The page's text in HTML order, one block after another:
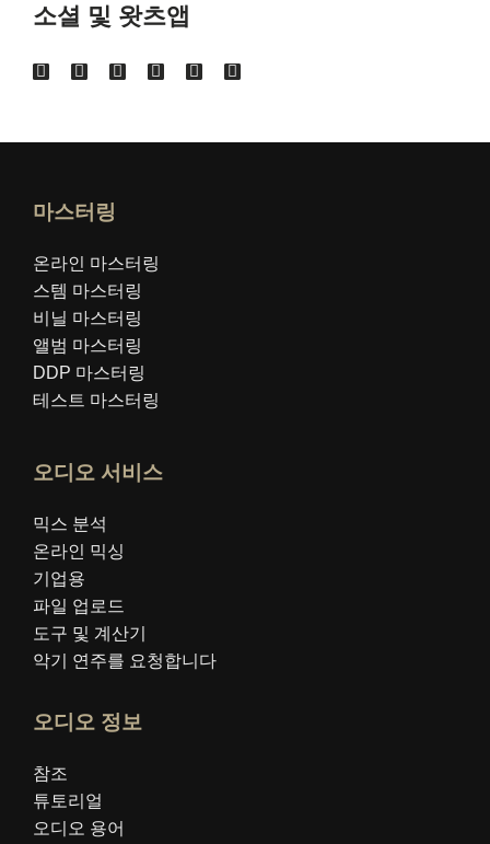
소셜 및 왓츠앱
마스터링
온라인 마스터링
스템 마스터링
비닐 마스터링
앨범 마스터링
DDP 마스터링
테스트 마스터링
오디오 서비스
믹스 분석
온라인 믹싱
기업용
파일 업로드
도구 및 계산기
악기 연주를 요청합니다
오디오 정보
참조
튜토리얼
오디오 용어